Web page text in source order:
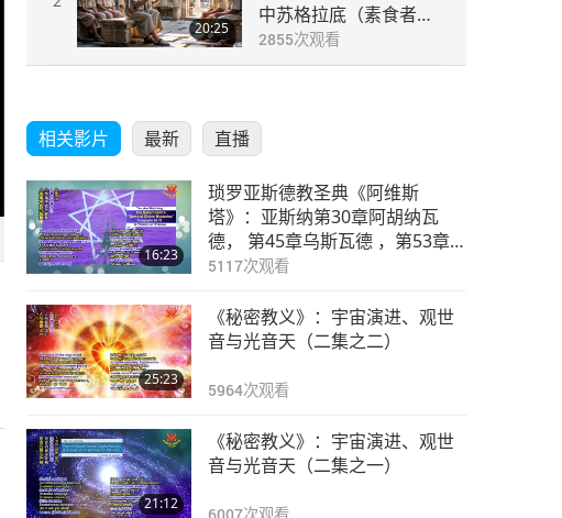
20:25
中苏格拉底（素食者）
对话（二集之二）
2855次观看
相关影片 最新 直播
16:23
琐罗亚斯德教圣典《阿维斯
塔》：亚斯纳第30章阿胡纳瓦
德， 第45章乌斯瓦德 ，第53章
瓦希斯托斯德·伽萨
5117次观看
25:23
《秘密教义》：宇宙演进、观世
音与光音天（二集之二）
5964次观看
21:12
《秘密教义》：宇宙演进、观世
音与光音天（二集之一）